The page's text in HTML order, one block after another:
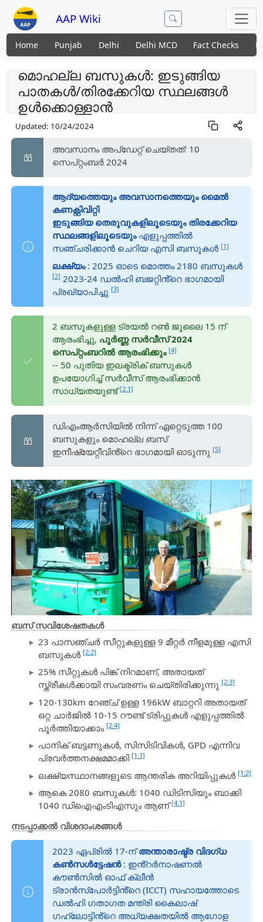
AAP Wiki
Home Punjab Delhi Delhi MCD Fact Checks
മൊഹല്ല ബസുകൾ: ഇടുങ്ങിയ
പാതകൾ/തിരക്കേറിയ സ്ഥലങ്ങൾ
ഉൾക്കൊള്ളാൻ
Updated: 10/24/2024
അവസാനം അപ്ഡേറ്റ് ചെയ്തത്: 10
സെപ്റ്റംബർ 2024
ആദ്യത്തെയും അവസാനത്തെയും മൈൽ
കണക്റ്റിവിറ്റി
ഇടുങ്ങിയ തെരുവുകളിലൂടെയും തിരക്കേറിയ
സ്ഥലങ്ങളിലൂടെയുംഎളുപ്പത്തിൽ
സഞ്ചരിക്കാൻ ചെറിയ എസി ബസുകൾ[1]
ലക്ഷ്യം: 2025 ഓടെ മൊത്തം 2180 ബസുകൾ
[2] 2023-24 ഡൽഹി ബജറ്റിൻ്റെ ഭാഗമായി
പ്രഖ്യാപിച്ചു[3]
2 ബസുകളുള്ള ട്രയൽ റൺ ജൂലൈ 15 ന്
ആരംഭിച്ചു, പൂർണ്ണ സർവീസ് 2024
സെപ്റ്റംബറിൽ ആരംഭിക്കും [4]
-- 50 പുതിയ ഇലക്ട്രിക് ബസുകൾ
ഉപയോഗിച്ച് സർവീസ് ആരംഭിക്കാൻ
സാധ്യതയുണ്ട്[2:1]
ഡിഎംആർസിയിൽ നിന്ന് ഏറ്റെടുത്ത 100
ബസുകളും മൊഹല്ല ബസ്
ഇനീഷ്യേറ്റീവിൻ്റെ ഭാഗമായി ഓടുന്നു[5]
ബസ് സവിശേഷതകൾ
23 പാസഞ്ചർ സീറ്റുകളുള്ള 9 മീറ്റർ നീളമുള്ള എസി
ബസുകൾ [2:2]
25% സീറ്റുകൾ പിങ്ക് നിറമാണ്, അതായത്
സ്ത്രീകൾക്കായി സംവരണം ചെയ്തിരിക്കുന്നു [2:3]
120-130km റേഞ്ച് ഉള്ള 196kW ബാറ്ററി അതായത്
ഒറ്റ ചാർജിൽ 10-15 റൗണ്ട് ട്രിപ്പുകൾ എളുപ്പത്തിൽ
പൂർത്തിയാക്കാം [2:4]
പാനിക് ബട്ടണുകൾ, സിസിടിവികൾ, GPD എന്നിവ
പ്രവർത്തനക്ഷമമാക്കി [1:1]
ലക്ഷ്യസ്ഥാനങ്ങളുടെ ആന്തരിക അറിയിപ്പുകൾ [1:2]
ആകെ 2080 ബസുകൾ: 1040 ഡിടിസിയും ബാക്കി
1040 ഡിഐഎംടിഎസും ആണ്[4:1]
നടപ്പാക്കൽ വിശദാംശങ്ങൾ
2023 ഏപ്രിൽ 17-ന്അന്താരാഷ്ട്ര വിദഗ്ധ
കൺസൾട്ടേഷൻ: ഇൻ്റർനാഷണൽ
കൗൺസിൽ ഓഫ് ക്ലീൻ
ട്രാൻസ്‌പോർട്ടിൻ്റെ (ICCT) സഹായത്തോടെ
ഡൽഹി ഗതാഗത മന്ത്രി കൈലാഷ്
ഗഹ്‌ലോട്ടിൻ്റെ അധ്യക്ഷതയിൽ ആഗോള